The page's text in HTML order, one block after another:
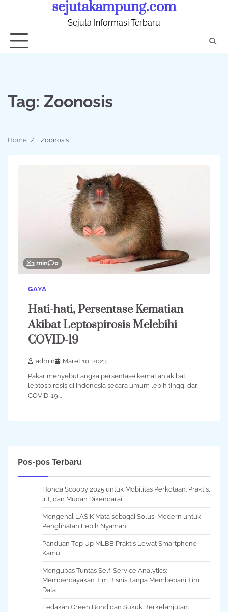
sejutakampung.com
Sejuta Informasi Terbaru
Tag: Zoonosis
Home Zoonosis
3 min 0
GAYA
Hati-hati, Persentase Kematian
Akibat Leptospirosis Melebihi
COVID-19
admin
Maret 10, 2023
Pakar menyebut angka persentase kematian akibat
leptospirosis di Indonesia secara umum lebih tinggi dari
COVID-19.…
Pos-pos Terbaru
Honda Scoopy 2025 untuk Mobilitas Perkotaan: Praktis,
Irit, dan Mudah Dikendarai
Mengenal LASIK Mata sebagai Solusi Modern untuk
Penglihatan Lebih Nyaman
Panduan Top Up MLBB Praktis Lewat Smartphone
Kamu
Mengupas Tuntas Self-Service Analytics:
Memberdayakan Tim Bisnis Tanpa Membebani Tim
Data
Ledakan Green Bond dan Sukuk Berkelanjutan: